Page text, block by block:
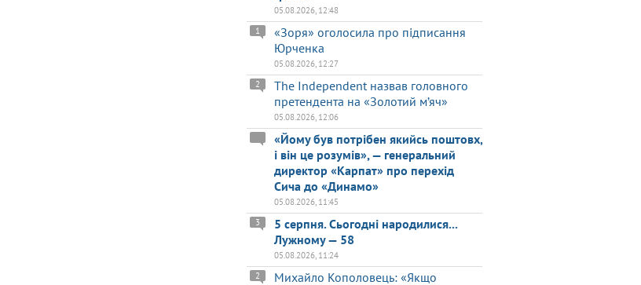
05.08.2026, 12:48
«Зоря» оголосила про підписання
Юрченка
1
05.08.2026, 12:27
The Independent назвав головного
претендента на «Золотий м’яч»
2
05.08.2026, 12:06
«Йому був потрібен якийсь поштовх,
і він це розумів», — генеральний
директор «Карпат» про перехід
Сича до «Динамо»
05.08.2026, 11:45
5 серпня. Сьогодні народилися...
Лужному — 58
3
05.08.2026, 11:24
Михайло Кополовець: «Якщо
2